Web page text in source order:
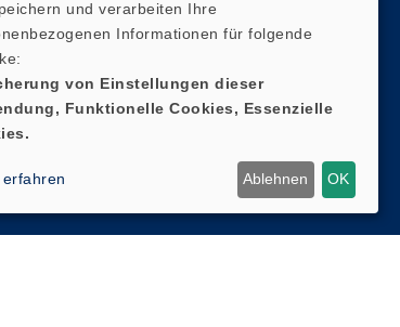
und verarbeiten Ihre
Informationen für folgende
von Einstellungen dieser
Funktionelle Cookies, Essenzielle
Ablehnen OK